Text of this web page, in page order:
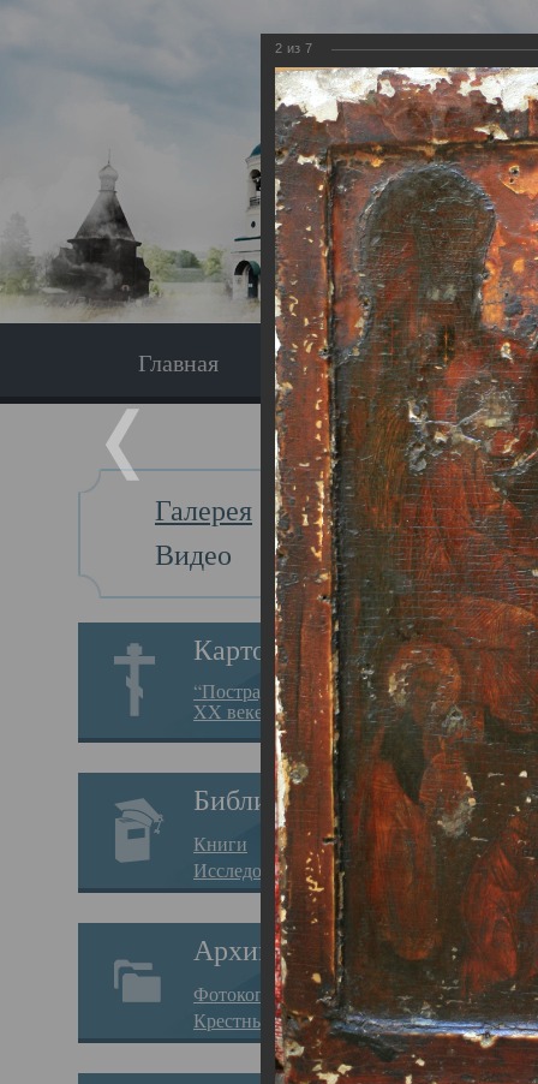
Главная Экскурсия
Галерея
Видео
Картотека
“Пострадавшие за веру в
XX веке на Севере”
Библиотека
Книги
Исследования
Архив
Фотокопии дел
Крестные ходы
Главная
ХХ
2 из 7